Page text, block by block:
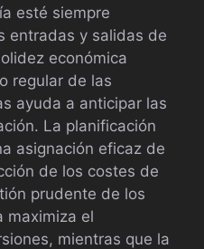
esté siempre
entradas y salidas de
económica
regular de las
ayuda a anticipar las
La planificación
asignación eficaz de
de los costes de
prudente de los
maximiza el
mientras que la